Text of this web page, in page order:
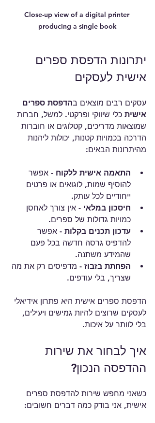
Close-up view of a digital printer
producing a single book
יתרונות הדפסת ספרים
אישית לעסקים
עסקים רבים מוצאים בהדפסת ספרים
אישית כלי שיווקי ופרקטי. למשל, חברות
שמוצאות מדריכים, קטלוגים או חוברות
הדרכה בכמויות קטנות, יכולות ליהנות
מהיתרונות הבאים:
התאמה אישית ללקוח - אפשר
להוסיף שמות, לוגואים או פרטים
ייחודיים לכל עותק.
חיסכון במלאי - אין צורך לאחסן
כמויות גדולות של ספרים.
עדכון תכנים בקלות - אפשר
להדפיס גרסה חדשה בכל פעם
שהמידע משתנה.
הפחתת בזבוז - מדפיסים רק את מה
שצריך, בלי עודפים.
הדפסת ספרים אישית היא פתרון אידיאלי
לעסקים שרוצים להיות גמישים ויעילים,
בלי לוותר על איכות.
איך לבחור את שירות
ההדפסה הנכון?
כשאני מחפש שירות להדפסת ספרים
אישית, אני בודק כמה דברים חשובים: